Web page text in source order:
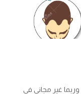
غير مجاني في